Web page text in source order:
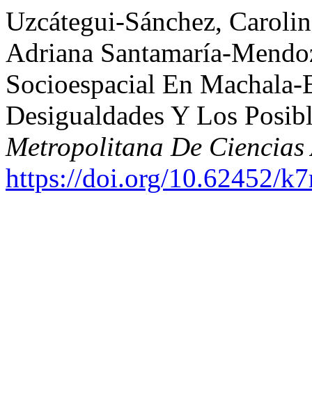
Uzcátegui-Sánchez,
Adriana Santamaría-
Socioespacial En
Desigualdades Y Los
Metropolitana De Ciencias
https://doi.org/10.62452/